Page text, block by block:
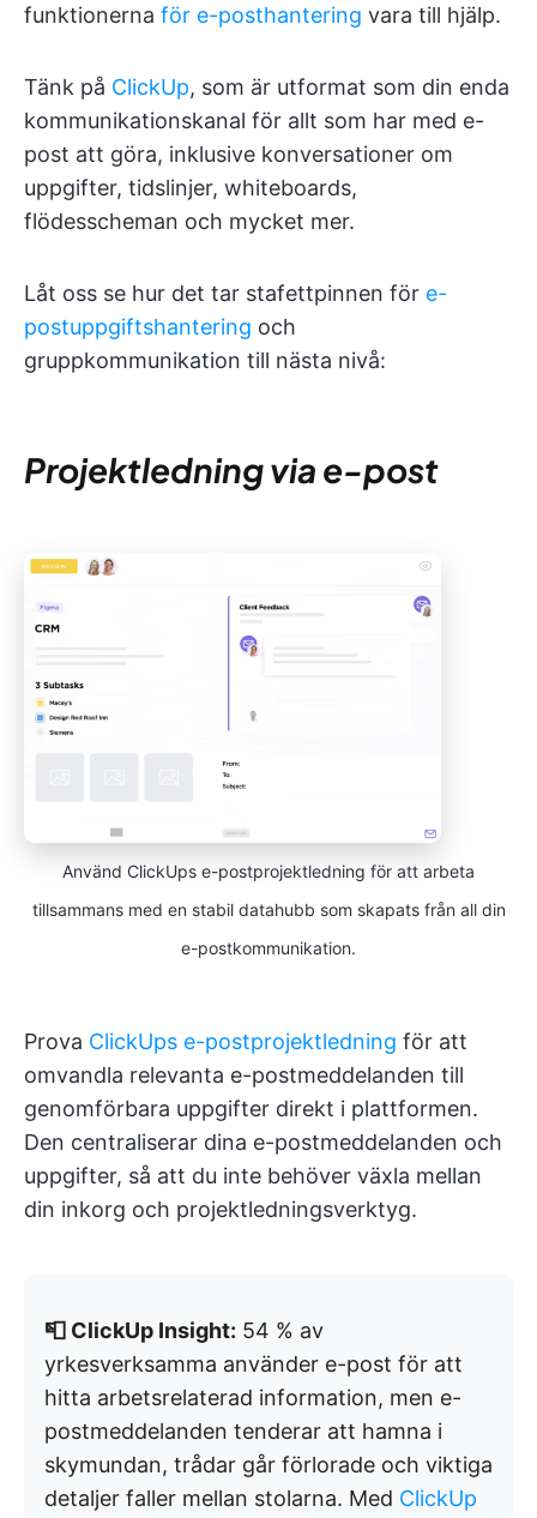
funktionerna för e-posthantering vara till hjälp.
Tänk på ClickUp, som är utformat som din enda
kommunikationskanal för allt som har med e-
post att göra, inklusive konversationer om
uppgifter, tidslinjer, whiteboards,
flödesscheman och mycket mer.
Låt oss se hur det tar stafettpinnen för e-
postuppgiftshantering och
gruppkommunikation till nästa nivå:
Projektledning via e-post
Använd ClickUps e-postprojektledning för att arbeta
tillsammans med en stabil datahubb som skapats från all din
e-postkommunikation.
Prova ClickUps e-postprojektledning för att
omvandla relevanta e-postmeddelanden till
genomförbara uppgifter direkt i plattformen.
Den centraliserar dina e-postmeddelanden och
uppgifter, så att du inte behöver växla mellan
din inkorg och projektledningsverktyg.
📮 ClickUp Insight: 54 % av
yrkesverksamma använder e-post för att
hitta arbetsrelaterad information, men e-
postmeddelanden tenderar att hamna i
skymundan, trådar går förlorade och viktiga
detaljer faller mellan stolarna. Med ClickUp